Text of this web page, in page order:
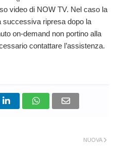
video di NOW TV. Nel caso la
successiva ripresa dopo la
on-demand non portino alla
contattare l’assistenza.
NUOVA